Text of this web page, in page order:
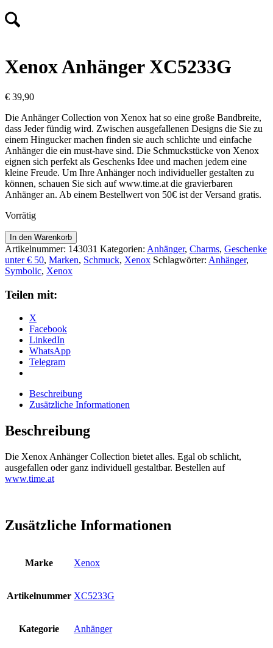
Xenox Anhänger XC5233G
€ 39,90
Die Anhänger Collection von Xenox hat so eine große Bandbreite,
dass Jeder fündig wird. Zwischen ausgefallenen Designs die Sie zu
einem Hingucker machen finden sie auch schlichte und einfache
Anhänger die ein must-have sind. Die Schmuckstücke von Xenox
eignen sich perfekt als Geschenks Idee und machen jedem eine
kleine Freude. Um Ihre Anhänger noch individueller gestalten zu
können, schauen Sie sich auf www.time.at die gravierbaren
Anhänger an. Ab einem Bestellwert von 50€ ist der Versand gratis.
Vorrätig
Xenox
Anhänger
XC5233G
Menge
In den Warenkorb
Artikelnummer: 143031 Kategorien: Anhänger, Charms, Geschenke
unter € 50, Marken, Schmuck, Xenox Schlagwörter: Anhänger,
Symbolic, Xenox
Teilen mit:
X
Facebook
LinkedIn
WhatsApp
Telegram
Beschreibung
Zusätzliche Informationen
Beschreibung
Die Xenox Anhänger Collection bietet alles. Egal ob schlicht,
ausgefallen oder ganz individuell gestaltbar. Bestellen auf
www.time.at
Zusätzliche Informationen
Marke Xenox
Artikelnummer XC5233G
Kategorie Anhänger